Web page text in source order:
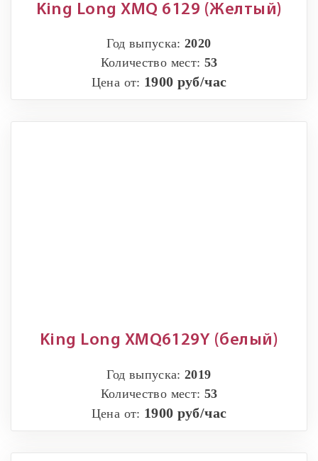
King Long XMQ 6129 (Желтый)
Год выпуска:2020
Количество мест: 53
Цена от: 1900 руб/час
King Long XMQ6129Y (белый)
Год выпуска:2019
Количество мест: 53
Цена от: 1900 руб/час